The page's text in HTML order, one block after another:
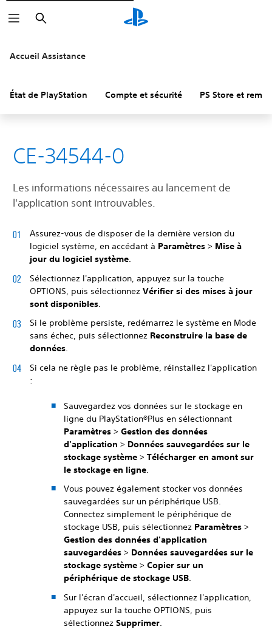
Rechercher
Accueil Assistance
État de PlayStation Compte et sécurité PS Store et
CE-34544-0
Les informations nécessaires au lancement de
l'application sont introuvables.
Assurez-vous de disposer de la dernière version du
logiciel système, en accédant à Paramètres > Mise à
jour du logiciel système.
Sélectionnez l'application, appuyez sur la touche
OPTIONS, puis sélectionnez Vérifier si des mises à jour
sont disponibles
Si le problème persiste, redémarrez le système en Mode
sans échec, puis sélectionnez Reconstruire la base de
données.
Si cela ne règle pas le problème, réinstallez l'application
:
Sauvegardez vos données sur le stockage en
ligne du PlayStation®Plus en sélectionnant
Paramètres > Gestion des données
d'application > Données sauvegardées sur le
stockage système > Télécharger en amont sur
le stockage en ligne
Vous pouvez également stocker vos données
sauvegardées sur un périphérique USB.
Connectez simplement le périphérique de
stockage USB, puis sélectionnez Paramètres >
Gestion des données d'application
sauvegardées > Données sauvegardées sur le
stockage système > Copier sur un
périphérique de stockage USB.
Sur l'écran d'accueil, sélectionnez l'application,
appuyez sur la touche OPTIONS, puis
sélectionnez Supprimer